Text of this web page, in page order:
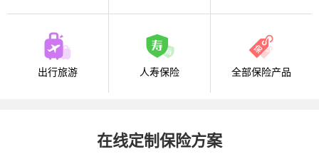
出行旅游 人寿保险 全部保险产品
在线定制保险方案